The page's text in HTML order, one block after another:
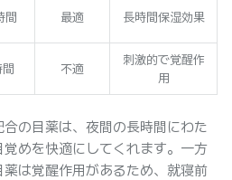
間 最適 長時間保湿効果
不適
刺激的で覚醒作
用
の目薬は、夜間の長時間にわた
めを快適にしてくれます。一方
は覚醒作用があるため、就寝前